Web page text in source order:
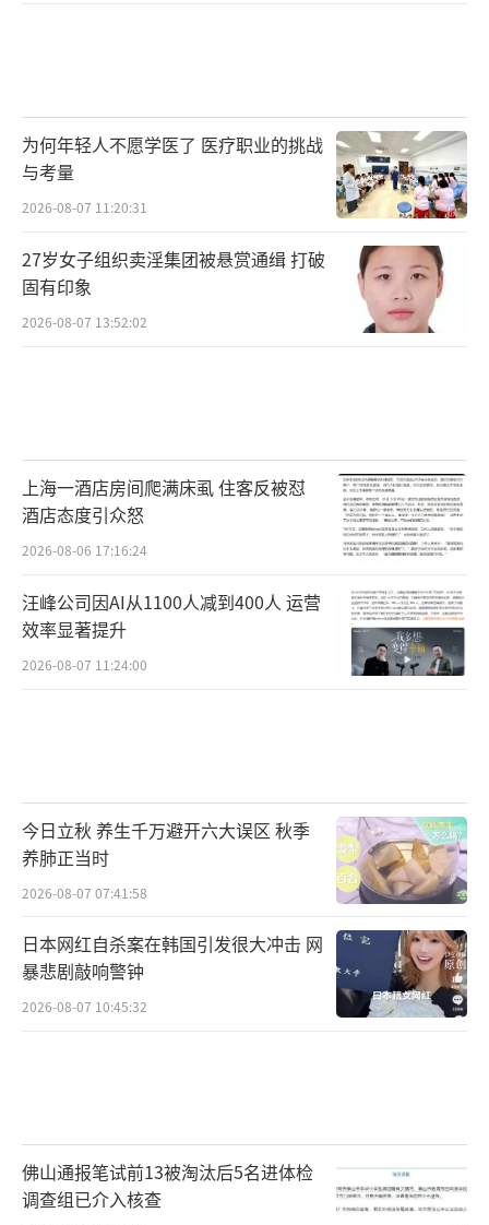
为何年轻人不愿学医了 医疗职业的挑战
与考量
2026-08-07 11:20:31
27岁女子组织卖淫集团被悬赏通缉 打破
固有印象
2026-08-07 13:52:02
上海一酒店房间爬满床虱 住客反被怼
酒店态度引众怒
2026-08-06 17:16:24
汪峰公司因AI从1100人减到400人 运营
效率显著提升
2026-08-07 11:24:00
今日立秋 养生千万避开六大误区 秋季
养肺正当时
2026-08-07 07:41:58
日本网红自杀案在韩国引发很大冲击 网
暴悲剧敲响警钟
2026-08-07 10:45:32
佛山通报笔试前13被淘汰后5名进体检
调查组已介入核查